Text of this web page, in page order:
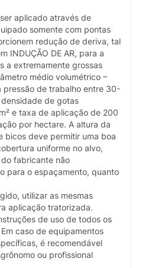
aplicado através de
somente com pontas
redução de deriva, tal
INDUÇÃO DE AR, para a
a extremamente grossas
médio volumétrico –
pressão de trabalho entre 30-
de gotas
e taxa de aplicação de 200
por hectare. A altura da
bicos deve permitir uma boa
uniforme no alvo,
fabricante não
para o espaçamento, quanto
utilizar as mesmas
aplicação tratorizada.
de uso de todos os
caso de equipamentos
é recomendável
ou profissional